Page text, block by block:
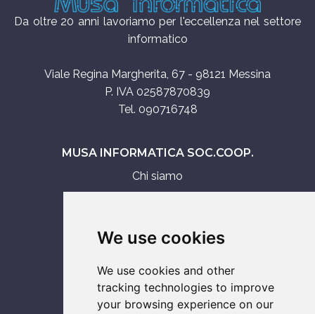
We use cookies
We use cookies and other
tracking technologies to improve
your browsing experience on our
Da oltre 20 anni lavoriamo per l'eccellenza nel settore
informatico
Viale Regina Margherita, 67 - 98121 Messina
P. IVA 02587870839
Tel. 090716748
MUSA INFORMATICA SOC.COOP.
Chi siamo
Vendita
ASSISTENZA SU
Computer